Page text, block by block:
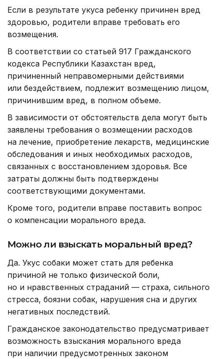
Если в результате укуса ребенку причинен вред
здоровью, родители вправе требовать его
возмещения.
В соответствии со статьей 917 Гражданского
кодекса Республики Казахстан вред,
причиненный неправомерными действиями
или бездействием, подлежит возмещению лицом,
причинившим вред, в полном объеме.
В зависимости от обстоятельств дела могут быть
заявлены требования о возмещении расходов
на лечение, приобретение лекарств, медицинские
обследования и иных необходимых расходов,
связанных с восстановлением здоровья. Все
затраты должны быть подтверждены
соответствующими документами.
Кроме того, родители вправе поставить вопрос
о компенсации морального вреда.
Можно ли взыскать моральный вред?
Да. Укус собаки может стать для ребенка
причиной не только физической боли,
но и нравственных страданий — страха, сильного
стресса, боязни собак, нарушения сна и других
негативных последствий.
Гражданское законодательство предусматривает
возможность взыскания морального вреда
при наличии предусмотренных законом